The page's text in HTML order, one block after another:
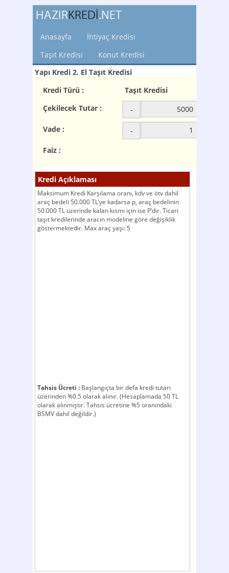
Anasayfa
İhtiyaç Kredisi
Taşıt Kredisi
Konut Kredisi
Yapı Kredi 2. El Taşıt Kredisi
Kredi Türü :
Taşıt Kredisi
Çekilecek Tutar :
-
Vade :
-
Faiz :
Kredi Açıklaması
Maksimum Kredi Karşılama oranı, kdv ve ötv dahil
araç bedeli 50.000 TL’ye kadarsa p, araç bedelinin
50.000 TL üzerinde kalan kısmı için ise P’dir. Ticari
taşıt kredilerinde aracın modeline göre değişiklik
göstermektedir. Max araç yaşı: 5
Tahsis Ücreti : Başlangıçta bir defa kredi tutarı
üzerinden %0.5 olarak alınır. (Hesaplamada 50 TL
olarak alınmıştır. Tahsis ücretine %5 oranındaki
BSMV dahil değildir.)